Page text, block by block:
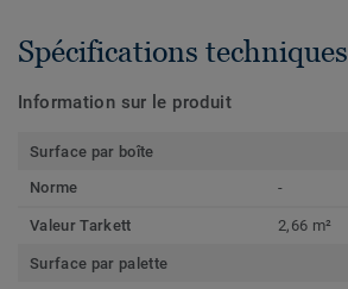
Spécifications techniques
Information sur le produit
Surface par boîte
Norme
-
Valeur Tarkett 2,66 m²
Surface par palette